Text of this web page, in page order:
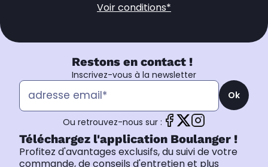
Voir conditions*
Restons en contact !
Inscrivez-vous à la newsletter
Ok
Ou retrouvez-nous sur :
Téléchargez l'application Boulanger !
Profitez d'avantages exclusifs, du suivi de votre
commande, de conseils d'entretien et plus